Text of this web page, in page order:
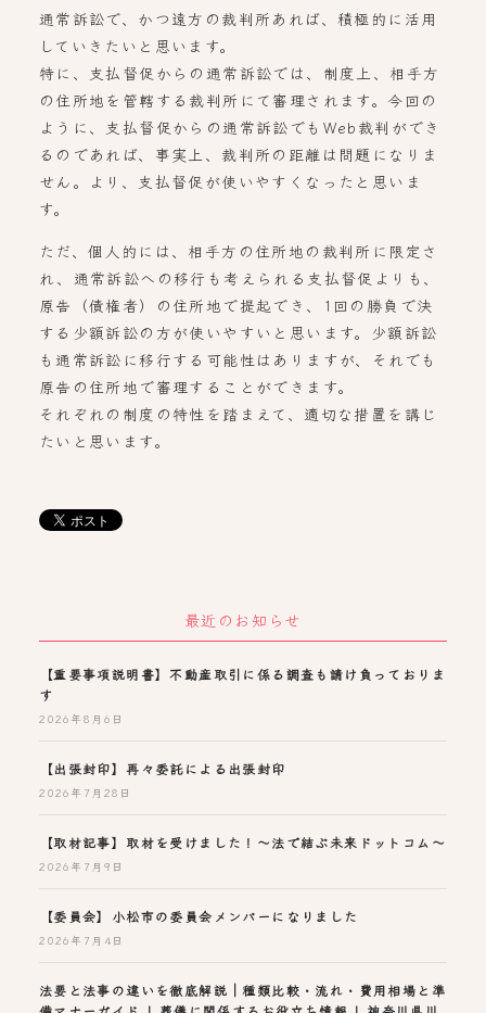
通常訴訟で、かつ遠方の裁判所あれば、積極的に活用
していきたいと思います。
特に、支払督促からの通常訴訟では、制度上、相手方
の住所地を管轄する裁判所にて審理されます。今回の
ように、支払督促からの通常訴訟でもWeb裁判ができ
るのであれば、事実上、裁判所の距離は問題になりま
せん。より、支払督促が使いやすくなったと思いま
す。
ただ、個人的には、相手方の住所地の裁判所に限定さ
れ、通常訴訟への移行も考えられる支払督促よりも、
原告（債権者）の住所地で提起でき、1回の勝負で決
する少額訴訟の方が使いやすいと思います。少額訴訟
も通常訴訟に移行する可能性はありますが、それでも
原告の住所地で審理することができます。
それぞれの制度の特性を踏まえて、適切な措置を講じ
たいと思います。
最近のお知らせ
【重要事項説明書】不動産取引に係る調査も請け負っておりま
す
2026年8月6日
【出張封印】再々委託による出張封印
2026年7月28日
【取材記事】取材を受けました！～法で結ぶ未来ドットコム～
2026年7月9日
【委員会】小松市の委員会メンバーになりました
2026年7月4日
法要と法事の違いを徹底解説｜種類比較・流れ・費用相場と準